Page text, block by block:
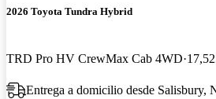
2026 Toyota Tundra Hybrid
TRD Pro HV CrewMax Cab 4WD
Entrega a domicilio desde Salisbury,